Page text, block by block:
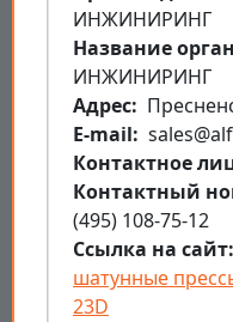
ИНЖИНИРИНГ
Название
ИНЖИНИРИНГ
Aдрес
E-mail
Контактное
Контактный
(495) 108-75-12
Ссылка на сайт
шатунные
23D